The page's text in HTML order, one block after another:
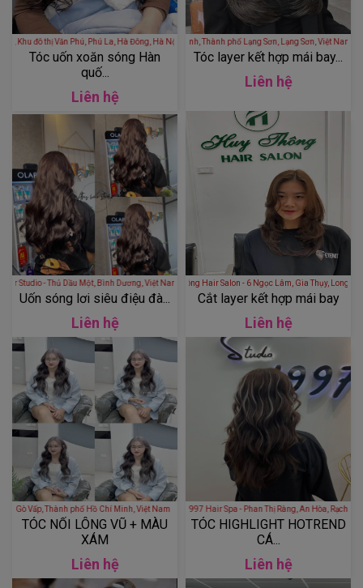
Văn Phú, Phú La, Hà Đông, Hà Nội, Việt Nam
Tóc uốn xoăn sóng Hàn
quố...
Liên hệ
Herry Cường Hair Salon - 145 Nguyễn Du, Đông Kinh, Thành phố Lạng Sơn, Lạng
Tóc layer kết hợp mái bay...
Liên hệ
ATus Hair Studio - Thủ Dầu Một, Bình Dương, Việt Nam
Uốn sóng lơi siêu điệu đà...
Liên hệ
Huy Thông Hair Salon - 6 Ngọc Lâm, Gia Thụy, Long
Cắt layer kết hợp mái bay
Liên hệ
Phường 7, Gò Vấp, Thành phố Hồ Chí Minh, Việt Nam
TÓC NỐI LÔNG VŨ + MÀU
XÁM
Liên hệ
1997 Hair Spa - Phan Thị Ràng, An Hòa, Rạch Giá, Kiên
TÓC HIGHLIGHT HOTREND
CÁ...
Liên hệ